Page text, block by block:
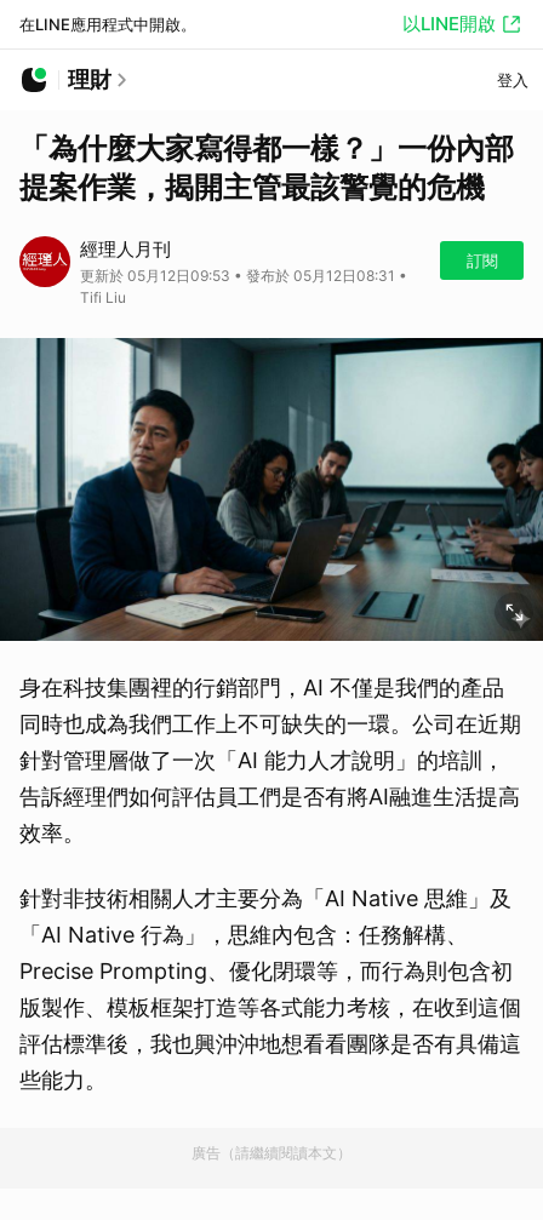
在LINE應用程式中開啟。 以LINE開啟
理財 登入
「為什麼大家寫得都一樣？」一份內部
提案作業，揭開主管最該警覺的危機
經理人月刊
更新於 05月12日09:53 • 發布於 05月12日08:31 •
Tifi Liu
訂閱
身在科技集團裡的行銷部門，AI 不僅是我們的產品
同時也成為我們工作上不可缺失的一環。公司在近期
針對管理層做了一次「AI 能力人才說明」的培訓，
告訴經理們如何評估員工們是否有將AI融進生活提高
效率。
針對非技術相關人才主要分為「AI Native 思維」及
「AI Native 行為」，思維內包含：任務解構、
Precise Prompting、優化閉環等，而行為則包含初
版製作、模板框架打造等各式能力考核，在收到這個
評估標準後，我也興沖沖地想看看團隊是否有具備這
些能力。
廣告（請繼續閱讀本文）